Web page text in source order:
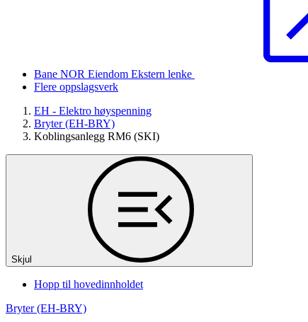
Bane NOR Eiendom Ekstern lenke
Flere oppslagsverk
EH - Elektro høyspenning
Bryter (EH-BRY)
Koblingsanlegg RM6 (SKI)
Skjul
Hopp til hovedinnholdet
Bryter (EH-BRY)